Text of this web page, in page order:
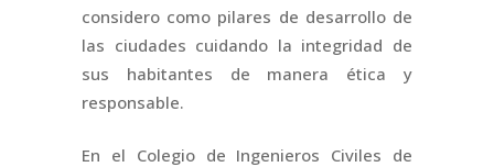
considero como pilares de desarrollo de
las ciudades cuidando la integridad de
sus habitantes de manera ética y
responsable.
En el Colegio de Ingenieros Civiles de